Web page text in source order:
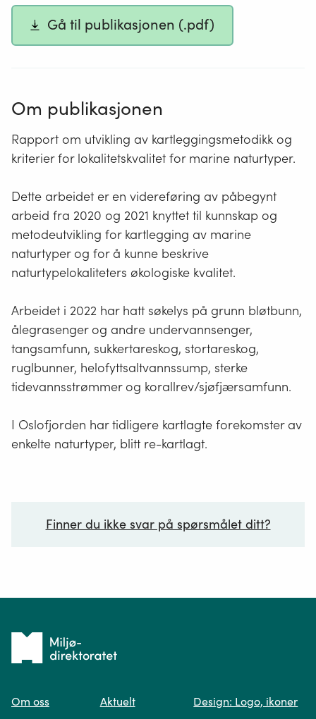
Gå til publikasjonen (.pdf)
Om publikasjonen
Rapport om utvikling av kartleggingsmetodikk og
kriterier for lokalitetskvalitet for marine naturtyper.
Dette arbeidet er en videreføring av påbegynt
arbeid fra 2020 og 2021 knyttet til kunnskap og
metodeutvikling for kartlegging av marine
naturtyper og for å kunne beskrive
naturtypelokaliteters økologiske kvalitet.
Arbeidet i 2022 har hatt søkelys på grunn bløtbunn,
ålegrasenger og andre undervannsenger,
tangsamfunn, sukkertareskog, stortareskog,
ruglbunner, helofyttsaltvannssump, sterke
tidevannsstrømmer og korallrev/sjøfjærsamfunn.
I Oslofjorden har tidligere kartlagte forekomster av
enkelte naturtyper, blitt re-kartlagt.
Finner du ikke svar på spørsmålet ditt?
Spør oss
Tilbake
forsiden
Om oss Aktuelt Design: Logo, ikoner